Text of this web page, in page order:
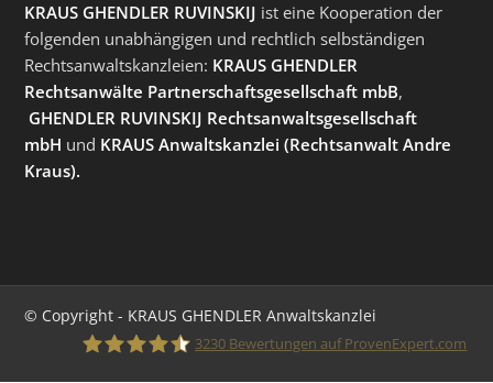
KRAUS GHENDLER RUVINSKIJ ist eine Kooperation der
folgenden unabhängigen und rechtlich selbständigen
Rechtsanwaltskanzleien: KRAUS GHENDLER
Rechtsanwälte Partnerschaftsgesellschaft mbB,
GHENDLER RUVINSKIJ Rechtsanwaltsgesellschaft
mbH und KRAUS Anwaltskanzlei (Rechtsanwalt Andre
Kraus).
© Copyright - KRAUS GHENDLER Anwaltskanzlei
3230 Bewertungen auf ProvenExpert.com